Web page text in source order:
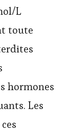
L
toute
hormones
Les